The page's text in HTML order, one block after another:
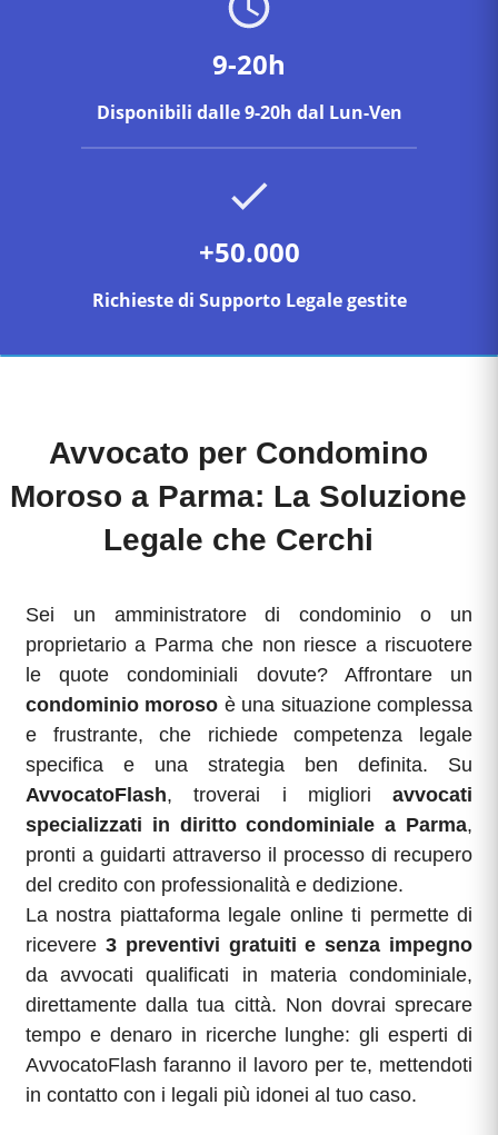
9-20h
Disponibili dalle 9-20h dal Lun-Ven
+50.000
Richieste di Supporto Legale gestite
Avvocato per Condomino
Moroso a Parma: La Soluzione
Legale che Cerchi
Sei un amministratore di condominio o un
proprietario a Parma che non riesce a riscuotere
le quote condominiali dovute? Affrontare un
condominio moroso è una situazione complessa
e frustrante, che richiede competenza legale
specifica e una strategia ben definita. Su
AvvocatoFlash, troverai i migliori avvocati
specializzati in diritto condominiale a Parma,
pronti a guidarti attraverso il processo di recupero
del credito con professionalità e dedizione.
La nostra piattaforma legale online ti permette di
ricevere 3 preventivi gratuiti e senza impegno
da avvocati qualificati in materia condominiale,
direttamente dalla tua città. Non dovrai sprecare
tempo e denaro in ricerche lunghe: gli esperti di
AvvocatoFlash faranno il lavoro per te, mettendoti
in contatto con i legali più idonei al tuo caso.